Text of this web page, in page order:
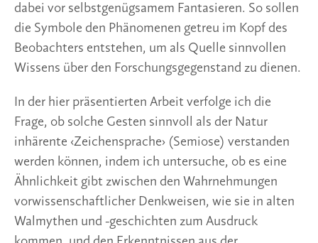
dabei vor selbstgenügsamem Fantasieren. So sollen
die Symbole den Phänomenen getreu im Kopf des
Beobachters entstehen, um als Quelle sinnvollen
Wissens über den Forschungsgegenstand zu dienen.
In der hier präsentierten Arbeit verfolge ich die
Frage, ob solche Gesten sinnvoll als der Natur
inhärente ‹Zeichensprache› (Semiose) verstanden
werden können, indem ich untersuche, ob es eine
Ähnlichkeit gibt zwischen den Wahrnehmungen
vorwissenschaftlicher Denkweisen, wie sie in alten
Walmythen und -geschichten zum Ausdruck